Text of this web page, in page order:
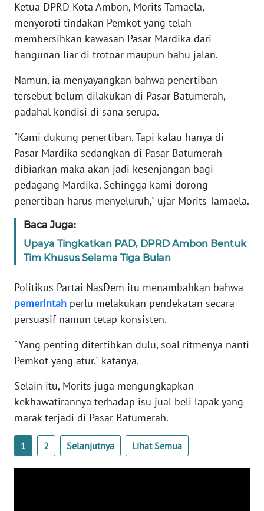
Ketua DPRD Kota Ambon, Morits Tamaela,
menyoroti tindakan Pemkot yang telah
membersihkan kawasan Pasar Mardika dari
bangunan liar di trotoar maupun bahu jalan.
Namun, ia menyayangkan bahwa penertiban
tersebut belum dilakukan di Pasar Batumerah,
padahal kondisi di sana serupa.
"Kami dukung penertiban. Tapi kalau hanya di
Pasar Mardika sedangkan di Pasar Batumerah
dibiarkan maka akan jadi kesenjangan bagi
pedagang Mardika. Sehingga kami dorong
penertiban harus menyeluruh," ujar Morits Tamaela.
Baca Juga:
Upaya Tingkatkan PAD, DPRD Ambon Bentuk
Tim Khusus Selama Tiga Bulan
Politikus Partai NasDem itu menambahkan bahwa
pemerintah perlu melakukan pendekatan secara
persuasif namun tetap konsisten.
"Yang penting ditertibkan dulu, soal ritmenya nanti
Pemkot yang atur," katanya.
Selain itu, Morits juga mengungkapkan
kekhawatirannya terhadap isu jual beli lapak yang
marak terjadi di Pasar Batumerah.
1 2 Selanjutnya Lihat Semua
SUMUT
WN
JAKARTA
WN
JABAR
BANTEN
WN
NTT
KEPRI
WN
WN
PAPUA
WN
WN
SERAMBI
JAMBI